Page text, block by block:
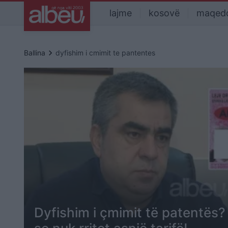
lajme kosovë
Ballina keyboard_arrow_right dyfishim i cmimit te pantentes
Dyfishim i çmimit të